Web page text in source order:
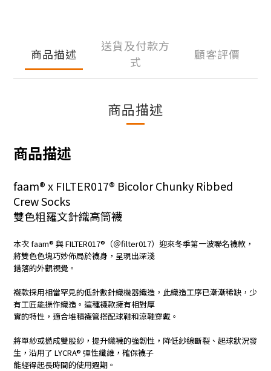
商品描述
送貨及付款方
式
顧客評價
商品描述
商品描述
faam® x FILTER017® Bicolor Chunky Ribbed
Crew Socks
雙色粗羅文針織高筒襪
本次 faam® 與 FILTER017®（＠filter017）迎來冬季第一波聯名襪款，
將雙色色塊巧妙佈局於襪身，呈現出深淺
錯落的外觀視覺。
襪款採用相當罕見的低針數針織機器織造，此織造工序已漸漸稀缺，少
有工匠能操作織造。 這種襪款擁有相對厚
實的特性，適合堆積襪管搭配球鞋和涼鞋穿戴。
將單紗或撚成雙股紗，提升織襪的強韌性，降低紗線斷裂、起球狀況發
生，沿用了 LYCRA® 彈性纖維， 確保襪子
能經得起長時間的使用週期。